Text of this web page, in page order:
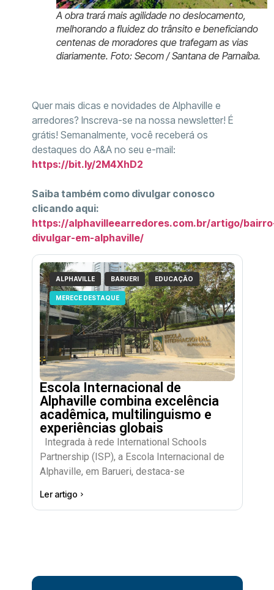
A obra trará mais agilidade no deslocamento,
melhorando a fluidez do trânsito e beneficiando
centenas de moradores que trafegam as vias
diariamente. Foto: Secom / Santana de Parnaíba.
Quer mais dicas e novidades de Alphaville e
arredores? Inscreva-se na nossa newsletter! É
grátis! Semanalmente, você receberá os
destaques do A&A no seu e-mail:
https://bit.ly/2M4XhD2
Saiba também como divulgar conosco
clicando aqui:
https://alphavilleearredores.com.br/artigo/
divulgar-em-alphaville/
ALPHAVILLE BARUERI EDUCAÇÃO
MERECE DESTAQUE
Escola Internacional de
Alphaville combina excelência
acadêmica, multilinguismo e
experiências globais
Integrada à rede International Schools
Partnership (ISP), a Escola Internacional de
Alphaville, em Barueri, destaca-se
Ler artigo